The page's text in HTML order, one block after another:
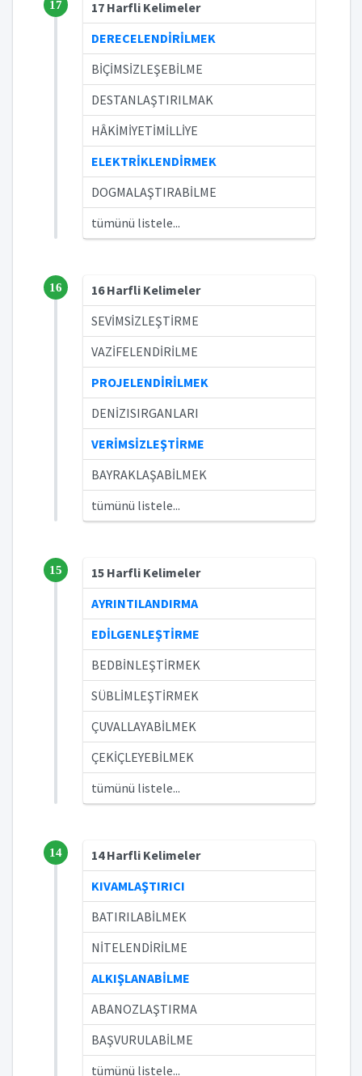
17
17 Harfli Kelimeler
DERECELENDİRİLMEK
BİÇİMSİZLEŞEBİLME
DESTANLAŞTIRILMAK
HÂKİMİYETİMİLLİYE
ELEKTRİKLENDİRMEK
DOGMALAŞTIRABİLME
tümünü listele...
16
16 Harfli Kelimeler
SEVİMSİZLEŞTİRME
VAZİFELENDİRİLME
PROJELENDİRİLMEK
DENİZISIRGANLARI
VERİMSİZLEŞTİRME
BAYRAKLAŞABİLMEK
tümünü listele...
15
15 Harfli Kelimeler
AYRINTILANDIRMA
EDİLGENLEŞTİRME
BEDBİNLEŞTİRMEK
SÜBLİMLEŞTİRMEK
ÇUVALLAYABİLMEK
ÇEKİÇLEYEBİLMEK
tümünü listele...
14
14 Harfli Kelimeler
KIVAMLAŞTIRICI
BATIRILABİLMEK
NİTELENDİRİLME
ALKIŞLANABİLME
ABANOZLAŞTIRMA
BAŞVURULABİLME
tümünü listele...